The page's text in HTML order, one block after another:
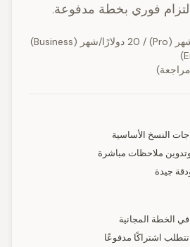
فوري بخطة مدفوعة.
مجاني / 10 دولارات/شهر (Pro) / 20 دولارًا/شهر (Business)
النسخ الأساسية
ملاحظات مباشرة
جيدة
الخطة المجانية
اشتراكًا مدفوعًا